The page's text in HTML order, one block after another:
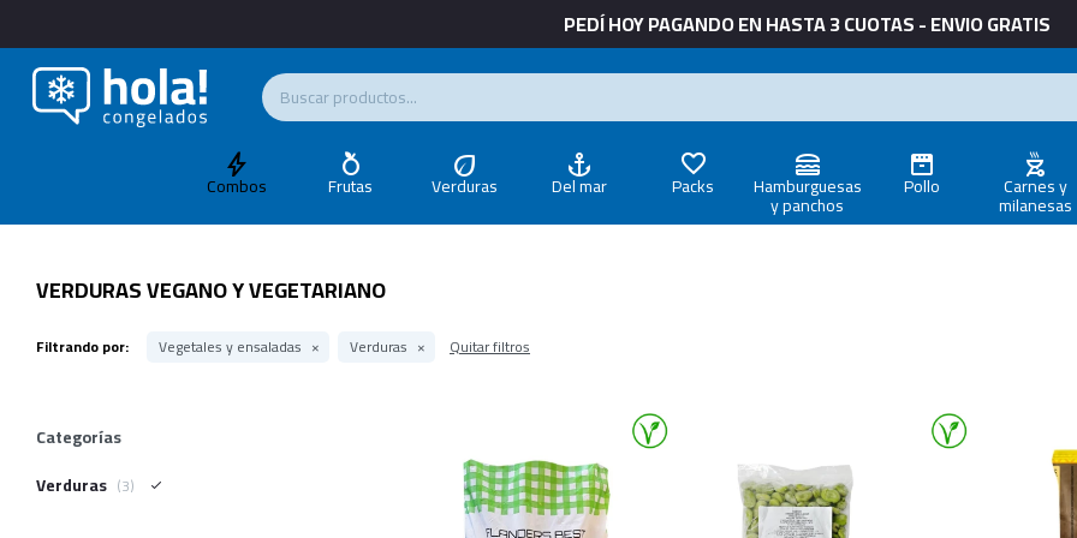
PEDÍ HOY PAGANDO EN HASTA 3 CUOTAS - ENVIO GRATIS
Combos Frutas Verduras Del mar Packs Hamburguesas
y panchos
Pollo Carnes y
milanesas
VERDURAS VEGANO Y VEGETARIANO
Filtrando por: Vegetales y ensaladas Verduras Quitar filtros
Categorías
Verduras (3)